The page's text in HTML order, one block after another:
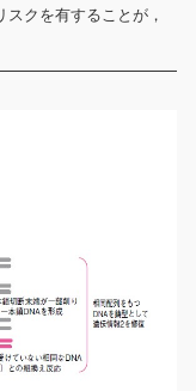
クを有することが，